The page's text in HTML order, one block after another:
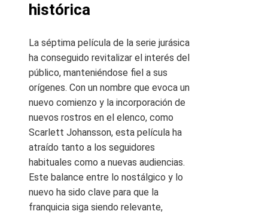
histórica
La séptima película de la serie jurásica
ha conseguido revitalizar el interés del
público, manteniéndose fiel a sus
orígenes. Con un nombre que evoca un
nuevo comienzo y la incorporación de
nuevos rostros en el elenco, como
Scarlett Johansson, esta película ha
atraído tanto a los seguidores
habituales como a nuevas audiencias.
Este balance entre lo nostálgico y lo
nuevo ha sido clave para que la
franquicia siga siendo relevante,